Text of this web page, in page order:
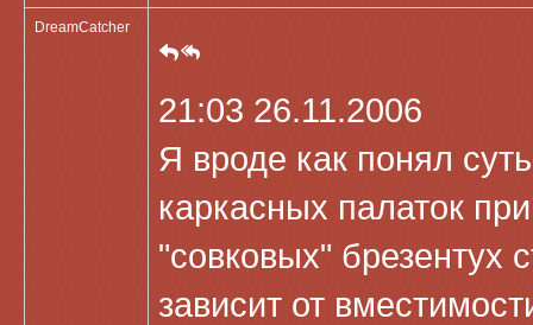
DreamCatcher
21:03 26.11.2006
Я вроде как понял
каркасных палаток
"совковых" брезентух
зависит от